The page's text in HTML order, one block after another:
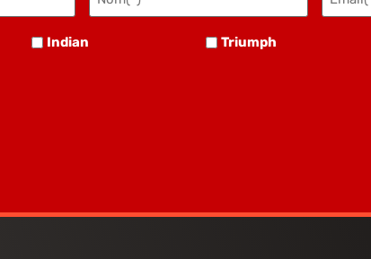
Indian
Indian Triumph
Triumph